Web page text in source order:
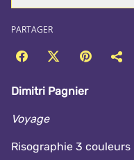
PARTAGER
Dimitri Pagnier
Voyage
Risographie 3 couleurs